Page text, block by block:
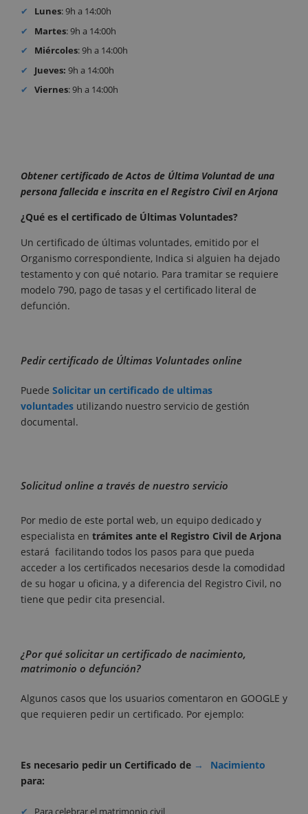
Lunes: 9h a 14:00h
Martes: 9h a 14:00h
Miércoles: 9h a 14:00h
Jueves: 9h a 14:00h
Viernes: 9h a 14:00h
Obtener certificado de Actos de Última Voluntad de una
persona fallecida e inscrita en el Registro Civil en Arjona
¿Qué es el certificado de Últimas Voluntades?
Un certificado de últimas voluntades, emitido por el
Organismo correspondiente, Indica si alguien ha dejado
testamento y con qué notario. Para tramitar se requiere
modelo 790, pago de tasas y el certificado literal de
defunción.
Pedir certificado de Últimas Voluntades online
Puede Solicitar un certificado de ultimas
voluntades utilizando nuestro servicio de gestión
documental.
Solicitud online a través de nuestro servicio
Por medio de este portal web, un equipo dedicado y
especialista en trámites ante el Registro Civil de Arjona
estará facilitando todos los pasos para que pueda
acceder a los certificados necesarios desde la comodidad
de su hogar u oficina, y a diferencia del Registro Civil, no
tiene que pedir cita presencial.
¿Por qué solicitar un certificado de nacimiento,
matrimonio o defunción?
Algunos casos que los usuarios comentaron en GOOGLE y
que requieren pedir un certificado. Por ejemplo:
Es necesario pedir un Certificado de
Nacimiento
para:
Para celebrar el matrimonio civil